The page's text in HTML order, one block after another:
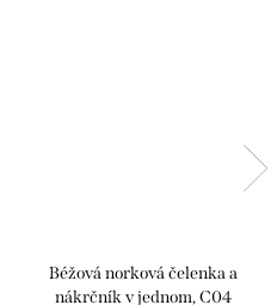
Béžová norková čelenka a
nákrčník v jednom, C04